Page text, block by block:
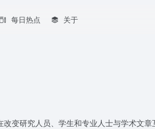
每日热点 关于
变研究人员、学生和专业人士与学术文